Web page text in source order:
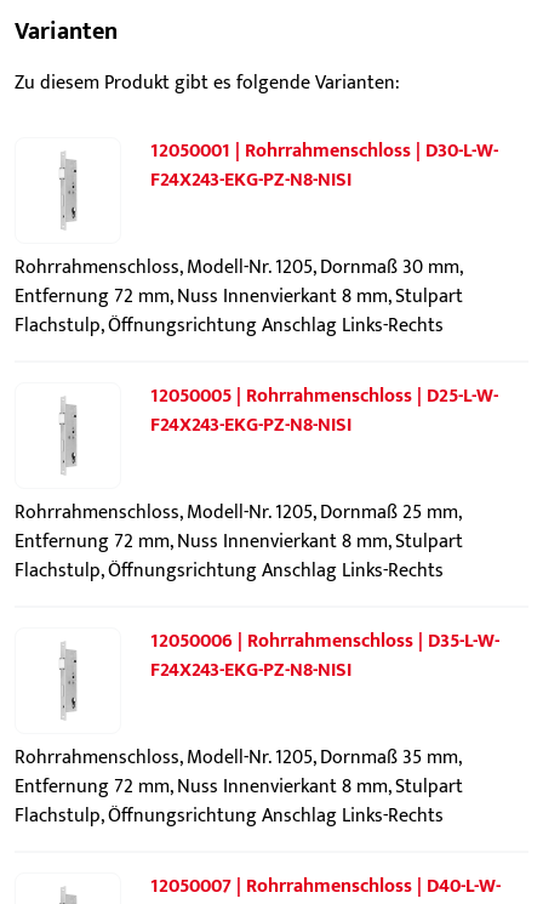
Varianten
Zu diesem Produkt gibt es folgende Varianten:
12050001 | Rohrrahmenschloss | D30-L-W-
F24X243-EKG-PZ-N8-NISI
Rohrrahmenschloss, Modell-Nr. 1205, Dornmaß 30 mm,
Entfernung 72 mm, Nuss Innenvierkant 8 mm, Stulpart
Flachstulp, Öffnungsrichtung Anschlag Links-Rechts
12050005 | Rohrrahmenschloss | D25-L-W-
F24X243-EKG-PZ-N8-NISI
Rohrrahmenschloss, Modell-Nr. 1205, Dornmaß 25 mm,
Entfernung 72 mm, Nuss Innenvierkant 8 mm, Stulpart
Flachstulp, Öffnungsrichtung Anschlag Links-Rechts
12050006 | Rohrrahmenschloss | D35-L-W-
F24X243-EKG-PZ-N8-NISI
Rohrrahmenschloss, Modell-Nr. 1205, Dornmaß 35 mm,
Entfernung 72 mm, Nuss Innenvierkant 8 mm, Stulpart
Flachstulp, Öffnungsrichtung Anschlag Links-Rechts
12050007 | Rohrrahmenschloss | D40-L-W-